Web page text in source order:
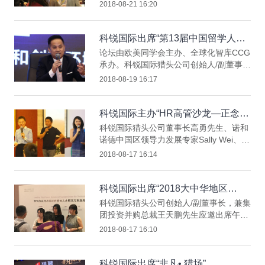
RPO（招聘流程外包）业务、
Staffing（灵活用工）业务、睿聘业务、
薪酬外包业务同事出席活动，与参会嘉宾
2018-08-21 16:20
科锐国际出席“第13届中国留学人员
创新创业论坛”
论坛由欧美同学会主办、全球化智库CCG
承办。科锐国际猎头公司创始人/副董事
长，兼集团投资并购总裁王天鹏先生应邀
助力企业实施海外人才吸引、招聘与落地
方面的领先洞见与实践。
2018-08-19 16:17
科锐国际主办“HR高管沙龙—正念和
面向未来的领导力发展”
科锐国际猎头公司董事长高勇先生、诺和
诺德中国区领导力发展专家Sally Wei、诞
生于Google的《探索内在自我》首届中文
馈”、“正念领导力发展实践分享”以及“正
念领导力练习体验”。
2018-08-17 16:14
科锐国际出席“2018大中华地区
HRVP高峰论坛”
科锐国际猎头公司创始人/副董事长，兼集
团投资并购总裁王天鹏先生应邀出席午餐
会，并发表致辞。科锐国际猎头公司在现
司、宁波分公司、汇聘、睿聘等业务同事
2018-08-17 16:10